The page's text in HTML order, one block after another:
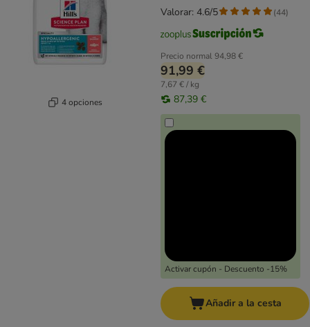
4 opciones
Precio normal94,98 €
91,99 €
7,67 € / kg
87,39 €
Activar cupón - Descuento -15%
Valorar: 4.6/5 (44)
Añadir a la cesta